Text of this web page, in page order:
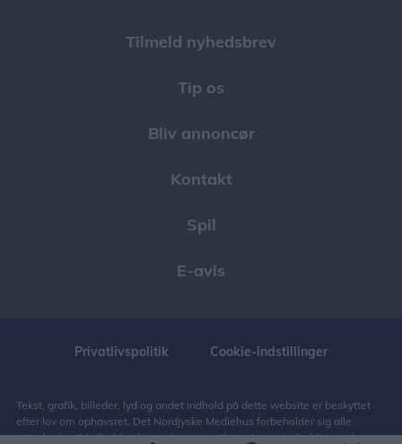
Tilmeld nyhedsbrev
Tip os
Bliv annoncør
Kontakt
Spil
E-avis
Privatlivspolitik Cookie-indstillinger
Tekst, grafik, billeder, lyd og andet indhold på dette website er beskyttet
efter lov om ophavsret. Det Nordjyske Mediehus forbeholder sig alle
rettigheder til indholdet, herunder retten til at udnytte indholdet med